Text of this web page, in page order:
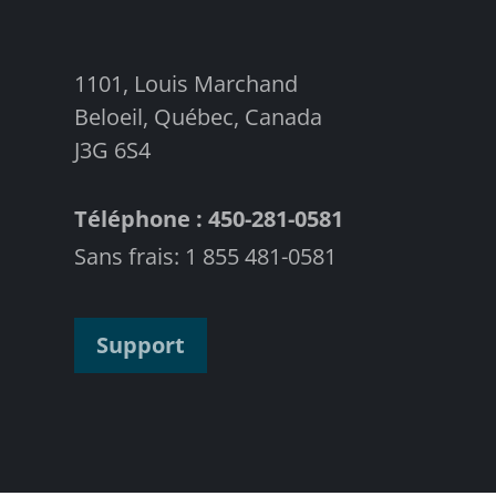
1101, Louis Marchand
Beloeil, Québec, Canada
J3G 6S4
Téléphone : 450-281-0581
Sans frais: 1 855 481-0581
Support